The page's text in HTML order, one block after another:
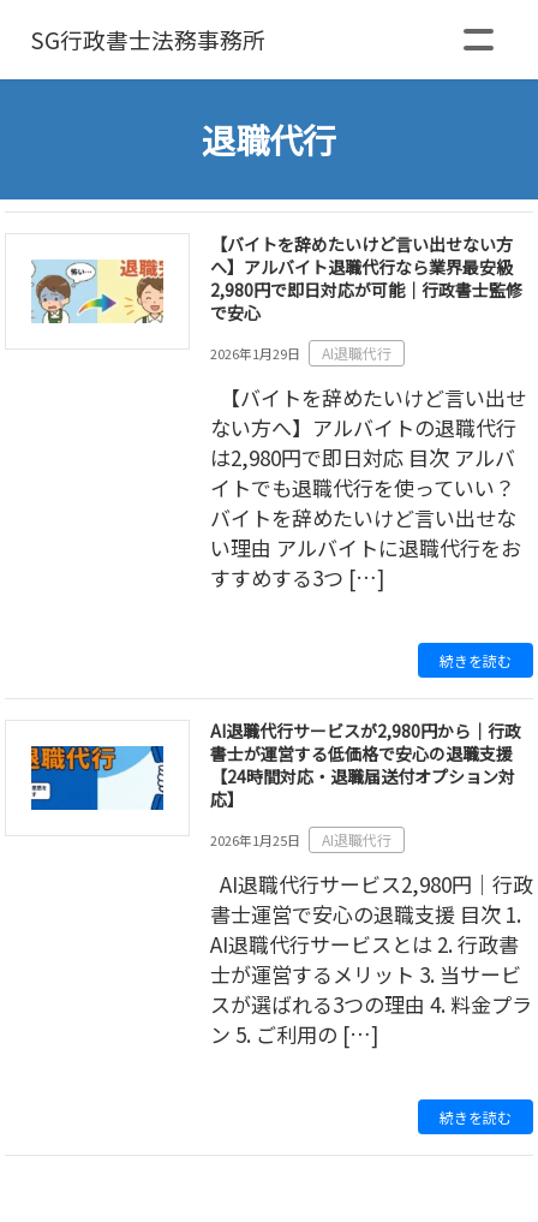
SG行政書士法務事務所
退職代行
【バイトを辞めたいけど言い出せない方
へ】アルバイト退職代行なら業界最安級
2,980円で即日対応が可能｜行政書士監修
で安心
2026年1月29日 AI退職代行
【バイトを辞めたいけど言い出せ
ない方へ】アルバイトの退職代行
は2,980円で即日対応 目次 アルバ
イトでも退職代行を使っていい？
バイトを辞めたいけど言い出せな
い理由 アルバイトに退職代行をお
すすめする3つ […]
続きを読む
AI退職代行サービスが2,980円から｜行政
書士が運営する低価格で安心の退職支援
【24時間対応・退職届送付オプション対
応】
2026年1月25日 AI退職代行
AI退職代行サービス2,980円｜行政
書士運営で安心の退職支援 目次 1.
AI退職代行サービスとは 2. 行政書
士が運営するメリット 3. 当サービ
スが選ばれる3つの理由 4. 料金プラ
ン 5. ご利用の […]
続きを読む